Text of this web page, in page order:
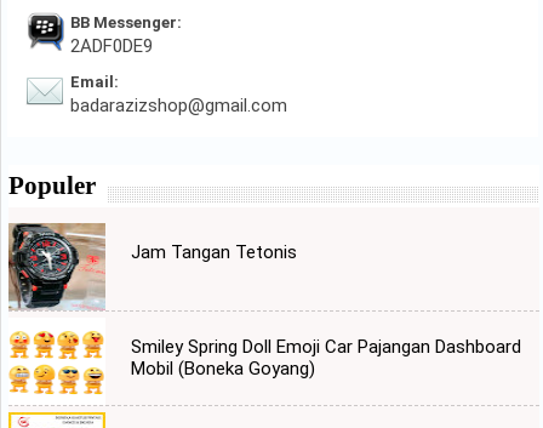
BB Messenger:
2ADF0DE9
Email:
badarazizshop@gmail.com
Populer
Jam Tangan Tetonis
Smiley Spring Doll Emoji Car Pajangan Dashboard
Mobil (Boneka Goyang)